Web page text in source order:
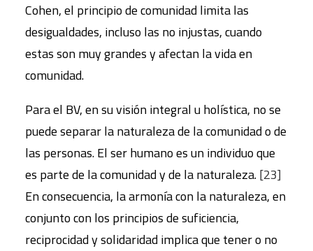
Cohen, el principio de comunidad limita las
desigualdades, incluso las no injustas, cuando
estas son muy grandes y afectan la vida en
comunidad.
Para el BV, en su visión integral u holística, no se
puede separar la naturaleza de la comunidad o de
las personas. El ser humano es un individuo que
es parte de la comunidad y de la naturaleza.[23]
En consecuencia, la armonía con la naturaleza, en
conjunto con los principios de suficiencia,
reciprocidad y solidaridad implica que tener o no